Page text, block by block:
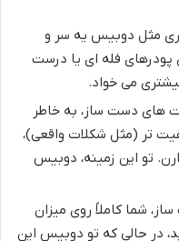
مثل دوبیس یه سر و
پودرهای فله ای یا درست
می خواد.
های دست ساز، به خاطر
تر (مثل شکلات واقعی)،
تو این زمینه، دوبیس
شما کاملاً روی میزان
در حالی که تو دوبیس این